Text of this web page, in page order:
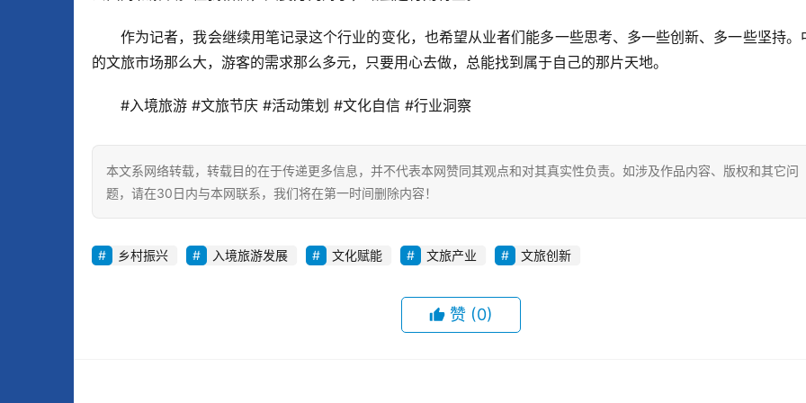
作为记者，我会继续用笔记录这个行业的变化，也希望从业者们能多一些思考、多一些创新、多一些坚持。
的文旅市场那么大，游客的需求那么多元，只要用心去做，总能找到属于自己的那片天地。
#入境旅游 #文旅节庆 #活动策划 #文化自信 #行业洞察
本文系网络转载，转载目的在于传递更多信息，并不代表本网赞同其观点和对其真实性负责。如涉及作品内容、版权和其它问
题，请在30日内与本网联系，我们将在第一时间删除内容！
乡村振兴 入境旅游发展 文化赋能 文旅产业 文旅创新
赞 (0)